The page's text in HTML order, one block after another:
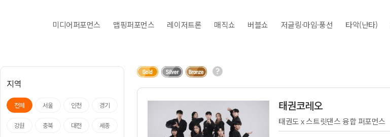
708090·포크
국악·클래식·재즈·뮤지컬
트러스
미디어퍼포먼스 맵핑퍼포먼스 레이저트론 매직쇼 버블쇼 저글링·마임·풍선 타악(난타)
지역
전체 서울 인천 경기
강원 충북 대전 세종
태권코레오
태권도 x 스트릿댄스 융합 퍼포먼스